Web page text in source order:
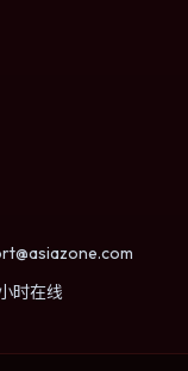
时在线